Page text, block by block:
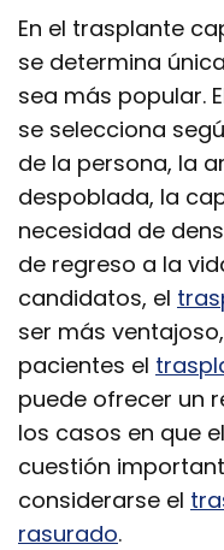
En el trasplante
se determina
sea más popular.
se selecciona
de la persona, la
despoblada, la
necesidad de
de regreso a la
candidatos, el
ser más
pacientes el
puede ofrecer un
los casos en que
cuestión
considerarse el
rasurado.